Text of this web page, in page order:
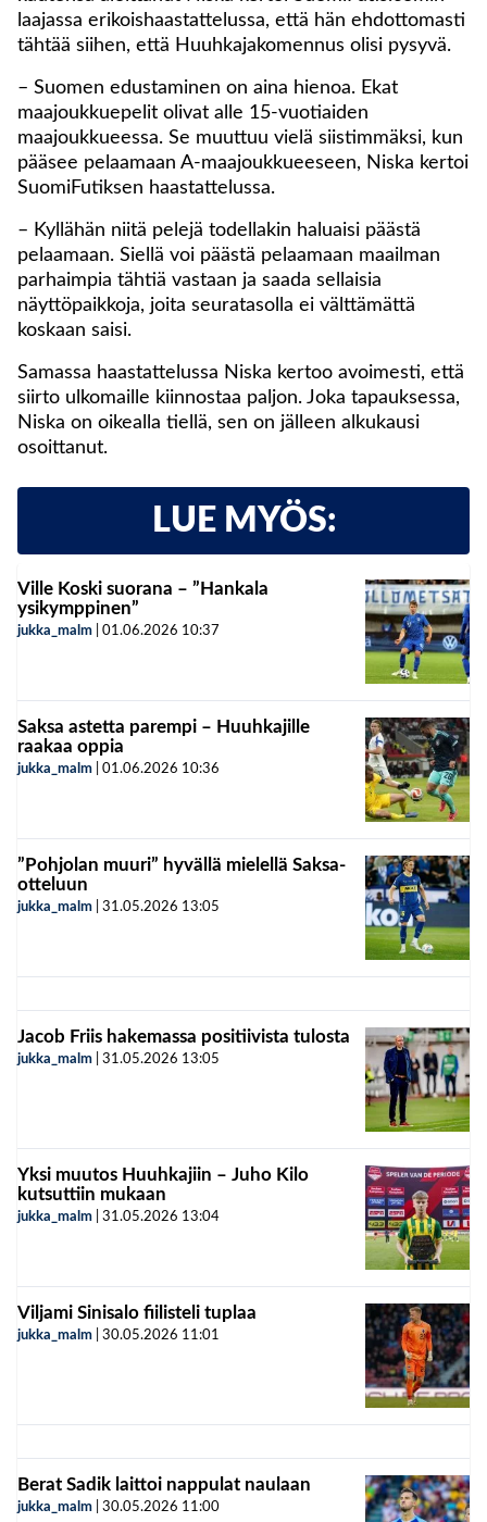
laajassa erikoishaastattelussa, että hän ehdottomasti
tähtää siihen, että Huuhkajakomennus olisi pysyvä.
– Suomen edustaminen on aina hienoa. Ekat
maajoukkuepelit olivat alle 15-vuotiaiden
maajoukkueessa. Se muuttuu vielä siistimmäksi, kun
pääsee pelaamaan A-maajoukkueeseen, Niska kertoi
SuomiFutiksen haastattelussa.
– Kyllähän niitä pelejä todellakin haluaisi päästä
pelaamaan. Siellä voi päästä pelaamaan maailman
parhaimpia tähtiä vastaan ja saada sellaisia
näyttöpaikkoja, joita seuratasolla ei välttämättä
koskaan saisi.
Samassa haastattelussa Niska kertoo avoimesti, että
siirto ulkomaille kiinnostaa paljon. Joka tapauksessa,
Niska on oikealla tiellä, sen on jälleen alkukausi
osoittanut.
LUE MYÖS:
Ville Koski suorana – ”Hankala
ysikymppinen”
jukka_malm 01.06.2026 10:37
Saksa astetta parempi – Huuhkajille
raakaa oppia
jukka_malm 01.06.2026 10:36
”Pohjolan muuri” hyvällä mielellä Saksa-
otteluun
jukka_malm 31.05.2026 13:05
Jacob Friis hakemassa positiivista tulosta
jukka_malm 31.05.2026 13:05
Yksi muutos Huuhkajiin – Juho Kilo
kutsuttiin mukaan
jukka_malm 31.05.2026 13:04
Viljami Sinisalo fiilisteli tuplaa
jukka_malm 30.05.2026 11:01
Berat Sadik laittoi nappulat naulaan
jukka_malm 30.05.2026 11:00